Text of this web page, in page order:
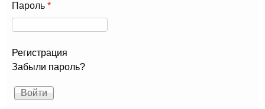
Пароль *
Регистрация
Забыли пароль?